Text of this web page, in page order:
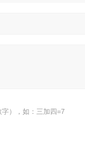
），如：三加四=7